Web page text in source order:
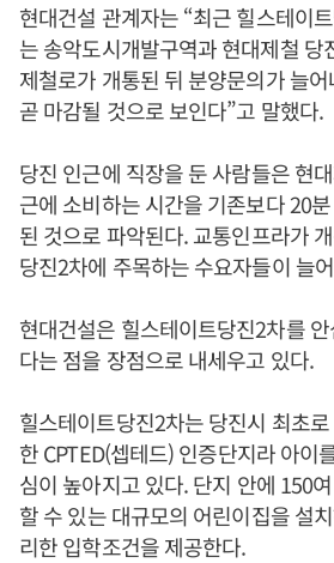
현대건설 관계자는 “최근 힐스테이
는 송악도시개발구역과 현대제철 당
제철로가 개통된 뒤 분양문의가 늘
곧 마감될 것으로 보인다”고 말했다.
당진 인근에 직장을 둔 사람들은 현
근에 소비하는 시간을 기존보다 20
된 것으로 파악된다. 교통인프라가
당진2차에 주목하는 수요자들이 늘
현대건설은 힐스테이트당진2차를
다는 점을 장점으로 내세우고 있다.
힐스테이트당진2차는 당진시 최초
한 CPTED(셉테드) 인증단지라 아이
심이 높아지고 있다. 단지 안에 150
할 수 있는 대규모의 어린이집을 설
리한 입학조건을 제공한다.